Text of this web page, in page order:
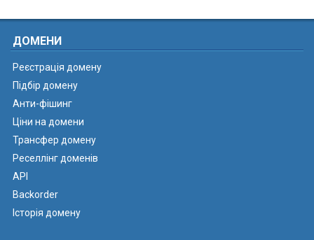
ДОМЕНИ
Реєстрація домену
Підбір домену
Анти-фішинг
Ціни на домени
Трансфер домену
Реселлінг доменів
API
Backorder
Історія домену